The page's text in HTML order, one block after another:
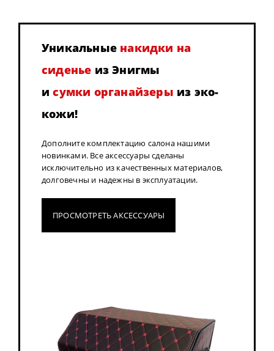
Уникальные накидки на
сиденье из Энигмы
исумки органайзеры из эко-
кожи!
Дополните комплектацию салона нашими
новинками. Все аксессуары сделаны
исключительно из качественных материалов,
долговечны и надежны в эксплуатации.
ПРОСМОТРЕТЬ АКСЕССУАРЫ